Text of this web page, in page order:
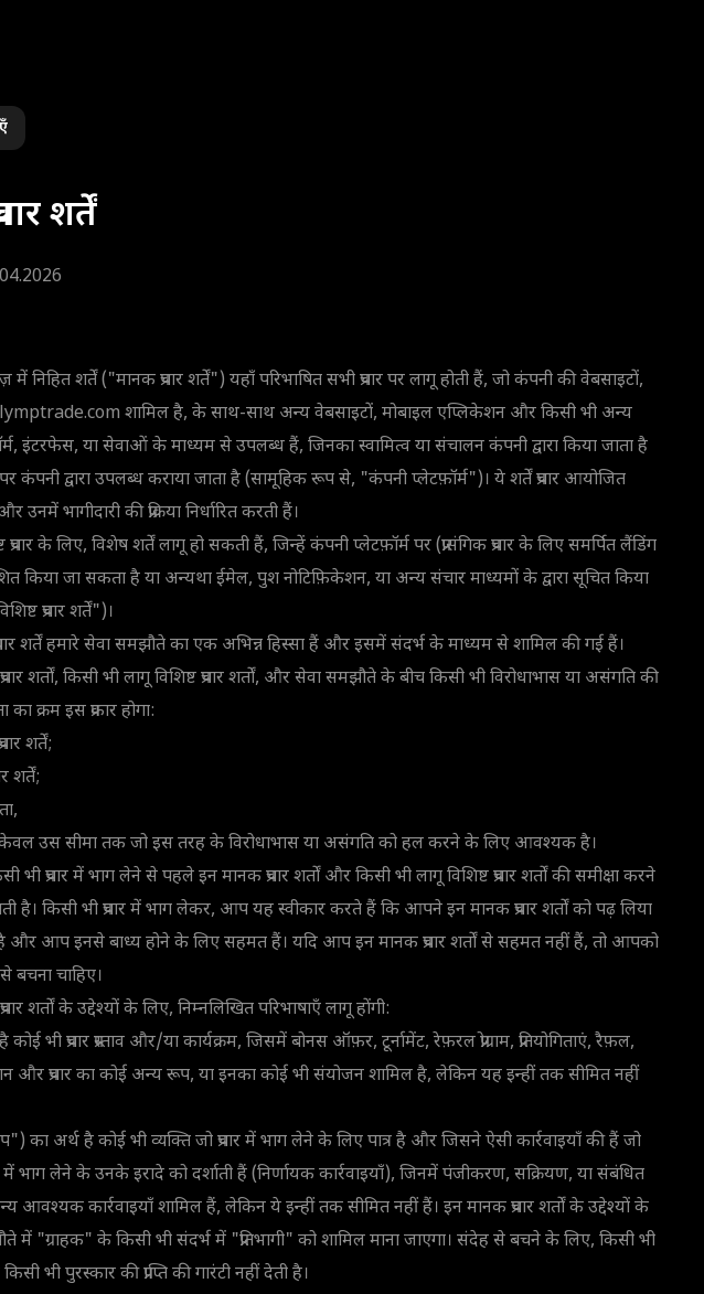
शर्तें
में निहित शर्तें ("मानक प्रचार शर्तें") यहाँ परिभाषित सभी प्रचार पर लागू होती हैं, जो कंपनी की वेबसाइटों,
शामिल है, के साथ-साथ अन्य वेबसाइटों, मोबाइल एप्लिकेशन और किसी भी अन्य
इंटरफेस, या सेवाओं के माध्यम से उपलब्ध हैं, जिनका स्वामित्व या संचालन कंपनी द्वारा किया जाता है
कंपनी द्वारा उपलब्ध कराया जाता है (सामूहिक रूप से, "कंपनी प्लेटफ़ॉर्म")। ये शर्तें प्रचार आयोजित
उनमें भागीदारी की प्रक्रिया निर्धारित करती हैं।
प्रचार के लिए, विशेष शर्तें लागू हो सकती हैं, जिन्हें कंपनी प्लेटफ़ॉर्म पर (प्रासंगिक प्रचार के लिए समर्पित लैंडिंग
किया जा सकता है या अन्यथा ईमेल, पुश नोटिफ़िकेशन, या अन्य संचार माध्यमों के द्वारा सूचित किया
प्रचार शर्तें")।
शर्तें हमारे सेवा समझौते का एक अभिन्न हिस्सा हैं और इसमें संदर्भ के माध्यम से शामिल की गई हैं।
शर्तों, किसी भी लागू विशिष्ट प्रचार शर्तों, और सेवा समझौते के बीच किसी भी विरोधाभास या असंगति की
का क्रम इस प्रकार होगा:
शर्तें;
शर्तें;
केवल उस सीमा तक जो इस तरह के विरोधाभास या असंगति को हल करने के लिए आवश्यक है।
भी प्रचार में भाग लेने से पहले इन मानक प्रचार शर्तों और किसी भी लागू विशिष्ट प्रचार शर्तों की समीक्षा करने
है। किसी भी प्रचार में भाग लेकर, आप यह स्वीकार करते हैं कि आपने इन मानक प्रचार शर्तों को पढ़ लिया
और आप इनसे बाध्य होने के लिए सहमत हैं। यदि आप इन मानक प्रचार शर्तों से सहमत नहीं हैं, तो आपको
बचना चाहिए।
शर्तों के उद्देश्यों के लिए, निम्नलिखित परिभाषाएँ लागू होंगी:
कोई भी प्रचार प्रस्ताव और/या कार्यक्रम, जिसमें बोनस ऑफ़र, टूर्नामेंट, रेफ़रल प्रोग्राम, प्रतियोगिताएं, रैफ़ल,
और प्रचार का कोई अन्य रूप, या इनका कोई भी संयोजन शामिल है, लेकिन यह इन्हीं तक सीमित नहीं
का अर्थ है कोई भी व्यक्ति जो प्रचार में भाग लेने के लिए पात्र है और जिसने ऐसी कार्रवाइयाँ की हैं जो
में भाग लेने के उनके इरादे को दर्शाती हैं (निर्णायक कार्रवाइयाँ), जिनमें पंजीकरण, सक्रियण, या संबंधित
अन्य आवश्यक कार्रवाइयाँ शामिल हैं, लेकिन ये इन्हीं तक सीमित नहीं हैं। इन मानक प्रचार शर्तों के उद्देश्यों के
में "ग्राहक" के किसी भी संदर्भ में "प्रतिभागी" को शामिल माना जाएगा। संदेह से बचने के लिए, किसी भी
किसी भी पुरस्कार की प्राप्ति की गारंटी नहीं देती है।